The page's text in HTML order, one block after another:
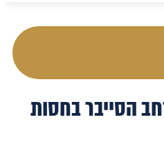
הסייבר בחסות